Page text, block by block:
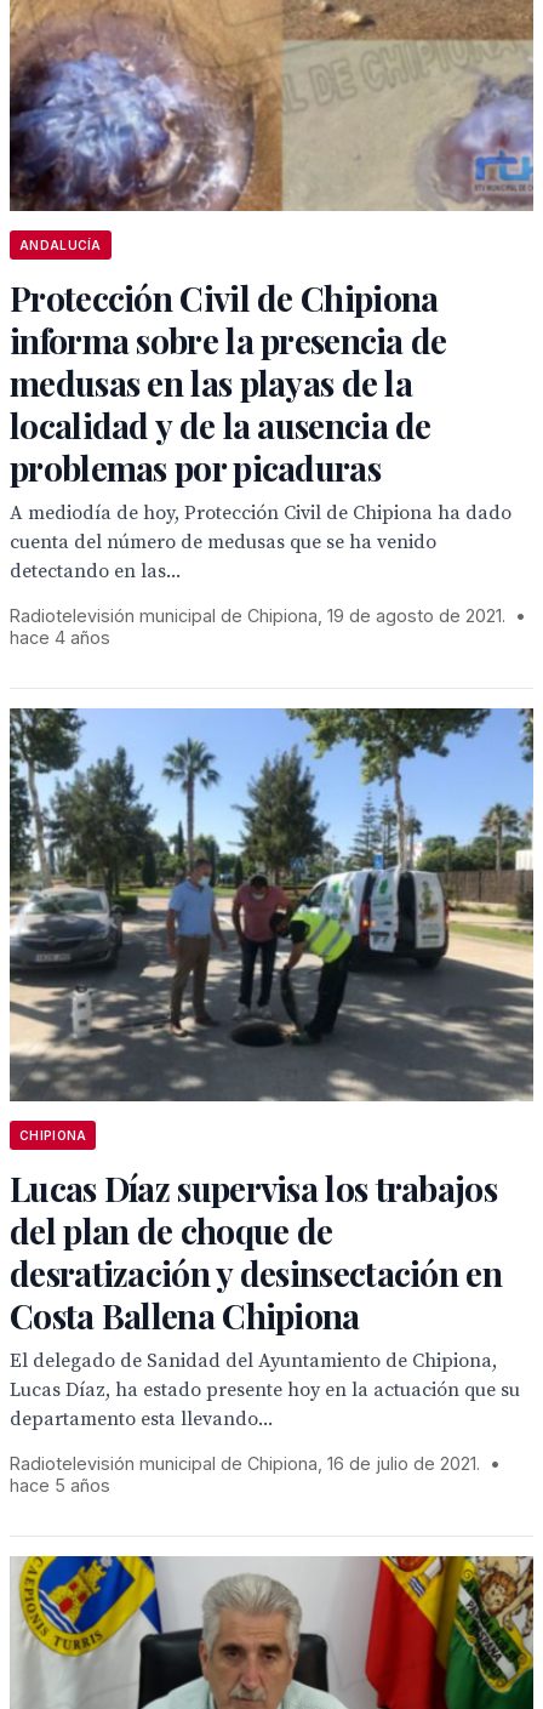
ANDALUCÍA
Protección Civil de Chipiona
informa sobre la presencia de
medusas en las playas de la
localidad y de la ausencia de
problemas por picaduras
A mediodía de hoy, Protección Civil de Chipiona ha dado
cuenta del número de medusas que se ha venido
detectando en las...
Radiotelevisión municipal de Chipiona, 19 de agosto de 2021.
•
hace 4 años
CHIPIONA
Lucas Díaz supervisa los trabajos
del plan de choque de
desratización y desinsectación en
Costa Ballena Chipiona
El delegado de Sanidad del Ayuntamiento de Chipiona,
Lucas Díaz, ha estado presente hoy en la actuación que su
departamento esta llevando...
Radiotelevisión municipal de Chipiona, 16 de julio de 2021.
•
hace 5 años